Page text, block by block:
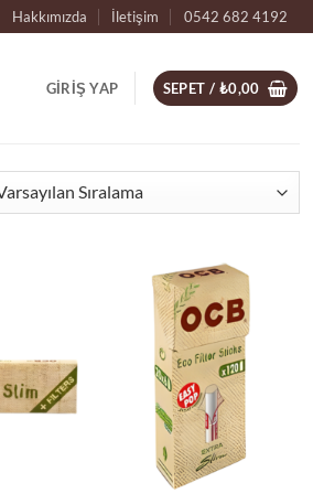
Hakkımızda İletişim 0542 682 4192
GIRIŞ YAP SEPET / ₺0,00